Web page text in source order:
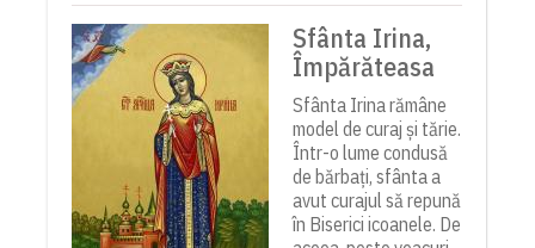
Sfânta Irina,
Împărăteasa
Sfânta Irina rămâne
model de curaj și tărie.
Într-o lume condusă
de bărbați, sfânta a
avut curajul să repună
în Biserici icoanele. De